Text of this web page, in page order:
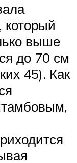
который
выше
до 70 см
45). Как